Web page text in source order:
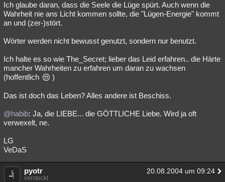
Ich glaube daran, dass die Seele die Lüge spürt. Auch wenn die
Wahrheit nie ans Licht kommen sollte, die "Lügen-Energie" kommt
an und (zer-)stört.
Wörter werden nicht bewusst genutzt, sondern nur benutzt.
Ich halte es so wie The_Secret; lieber das Leid erfahren.. die Härte
mancher Wahrheiten zu erfahren um daran zu wachsen
(hoffentlich
)
Das ist doch das Leben? Alles andere ist Beschiss.
@habib: Ja, die LIEBE... die GÖTTLICHE Liebe. Wird ja oft
verwexelt, ne.
LG
VeDaS
pyotr 20.08.2004 um 09:24
versteckt